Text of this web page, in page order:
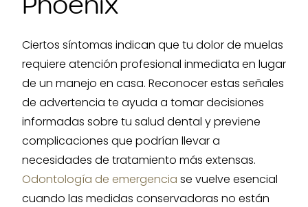
Ciertos síntomas indican que tu dolor de muelas
requiere atención profesional inmediata en lugar
de un manejo en casa. Reconocer estas señales
de advertencia te ayuda a tomar decisiones
informadas sobre tu salud dental y previene
complicaciones que podrían llevar a
necesidades de tratamiento más extensas.
Odontología de emergencia se vuelve esencial
cuando las medidas conservadoras no están